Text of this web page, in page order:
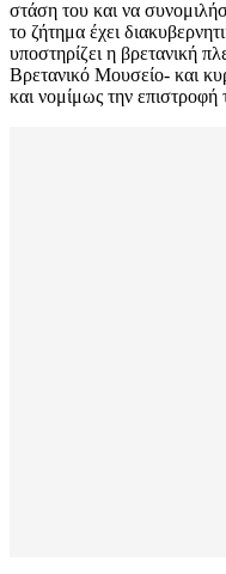
στάση του και να
το ζήτημα έχει
υποστηρίζει η βρετανική
Βρετανικό Μουσείο- και
και νομίμως την